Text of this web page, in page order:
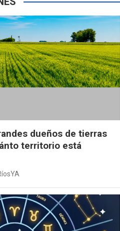
dueños de tierras
territorio está